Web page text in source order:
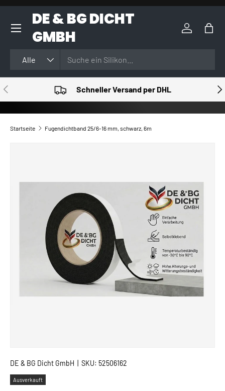
DIREKT ZUM INHALT
DE & BG DICHT
GMBH
Alle
Einloggen
VORHERIGE Schneller Versand per DHL
Startseite Fugendichtband 25/6-16 mm, schwarz, 6m
DE & BG Dicht GmbH SKU: 52506162
Ausverkauft